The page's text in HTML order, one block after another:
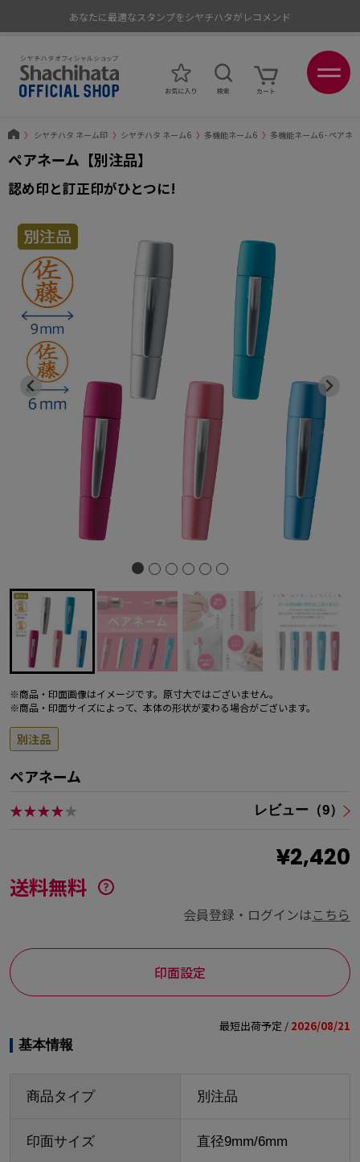
あなたに最適なスタンプをシヤチハタがレコメンド
〉 シヤチハタ ネーム印 〉 シヤチハタ ネーム6 〉 多機能ネーム6 〉 多機能ネーム6 - ペアネ
ペアネーム【別注品】
認め印と訂正印がひとつに!
※商品・印面画像はイメージです。原寸大ではございません。
※商品・印面サイズによって、本体の形状が変わる場合がございます。
別注品
ペアネーム
★★★★★ レビュー（9）
¥2,420
送料無料
会員登録・ログインはこちら
印面設定
最短出荷予定 / 2026/08/21
基本情報
商品タイプ 別注品
印面サイズ 直径9mm/6mm